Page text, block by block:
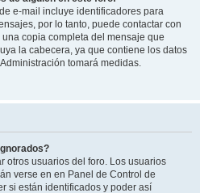
e-mail incluye identificadores para
por lo tanto, puede contactar con
copia completa del mensaje que
la cabecera, ya que contiene los datos
tomará medidas.
otros usuarios del foro. Los usuarios
verse en en Panel de Control de
si están identificados y poder así